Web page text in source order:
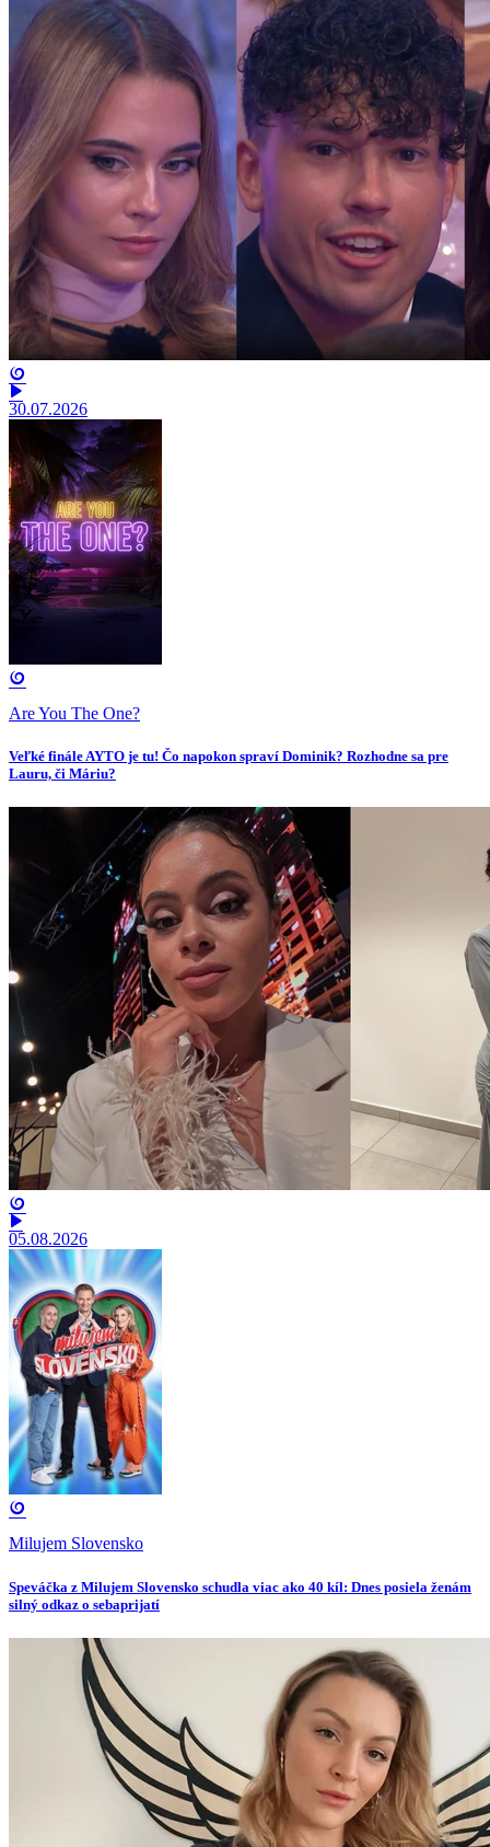
30.07.2026
Are You The One?
Veľké finále AYTO je tu! Čo napokon spraví Dominik? Rozhodne sa pre
Lauru, či Máriu?
05.08.2026
Milujem Slovensko
Speváčka z Milujem Slovensko schudla viac ako 40 kíl: Dnes posiela ženám
silný odkaz o sebaprijatí